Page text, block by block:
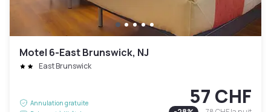
Motel 6-East Brunswick, NJ
East Brunswick
Annulation gratuite
57 CHF